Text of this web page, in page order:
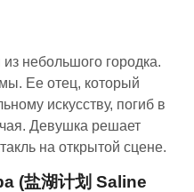
небольшого городка.
Ее отец, который
искусству, погиб в
Девушка решает
на открытой сцене.
(盐湖计划 Saline